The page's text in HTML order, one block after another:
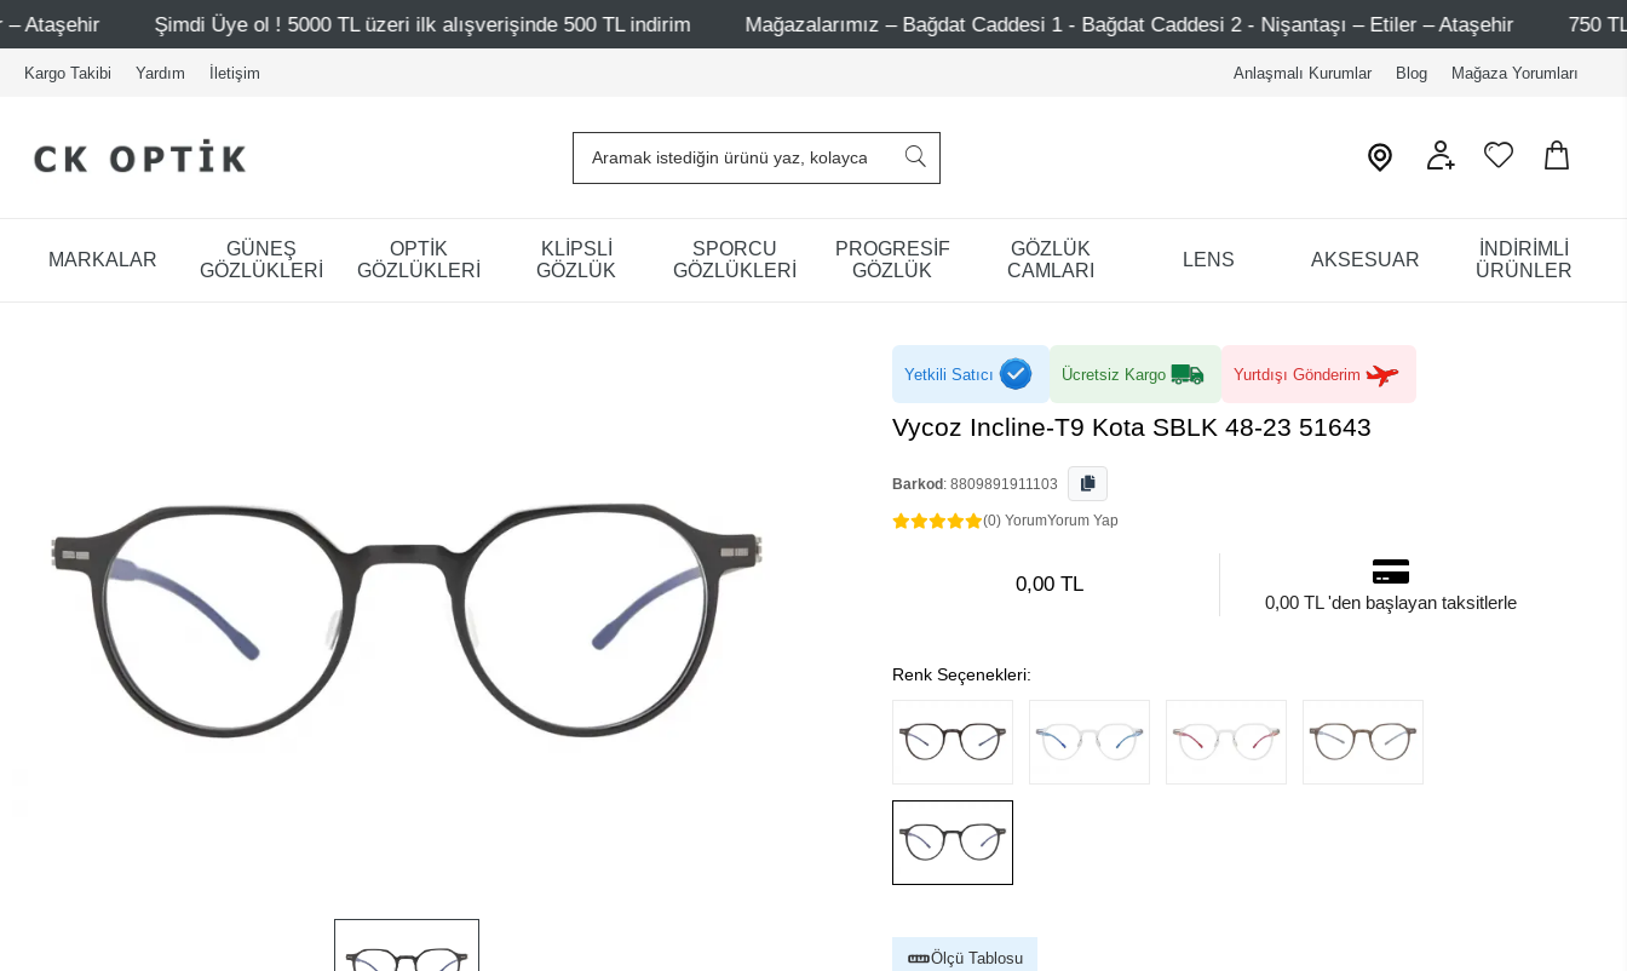
Şimdi Üye ol ! 5000 TL üzeri ilk alışverişinde 500 TL indirim Mağazalarımız – Bağdat Caddesi 1 - Bağdat Caddesi 2 - Nişantaşı – Etiler – Ataşehir 750 TL Üzeri
Kargo Takibi Yardım İletişim Anlaşmalı Kurumlar Blog Mağaza Yorumları
MARKALAR
GÜNEŞ
GÖZLÜKLERİ
OPTİK
GÖZLÜKLERİ
KLİPSLİ
GÖZLÜK
SPORCU
GÖZLÜKLERİ
PROGRESİF
GÖZLÜK
GÖZLÜK
CAMLARI
LENS AKSESUAR
İNDİRİMLİ
ÜRÜNLER
Yetkili Satıcı Ücretsiz Kargo Yurtdışı Gönderim
Vycoz Incline-T9 Kota SBLK 48-23 51643
Barkod : 8809891911103
(0) YorumYorum Yap
0,00 TL
0,00 TL 'den başlayan taksitlerle
Renk Seçenekleri:
Ölçü Tablosu